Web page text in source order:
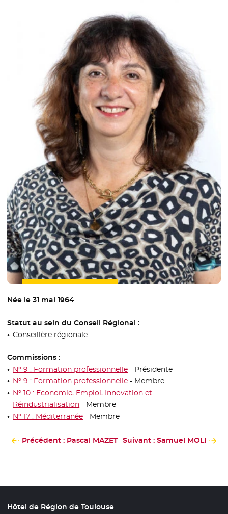
Née le 31 mai 1964
Statut au sein du Conseil Régional :
Conseillère régionale
Commissions :
N° 9 : Formation professionnelle - Présidente
N° 9 : Formation professionnelle - Membre
N° 10 : Economie, Emploi, Innovation et
Réindustrialisation - Membre
N° 17 : Méditerranée - Membre
Précédent : Pascal MAZET Suivant : Samuel MOLI
Hôtel de Région de Toulouse